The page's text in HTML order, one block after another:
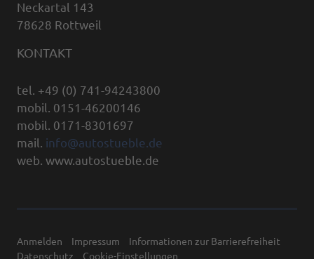
Neckartal 143
78628 Rottweil
KONTAKT
tel. +49 (0) 741-94243800
mobil. 0151-46200146
mobil. 0171-8301697
mail. info@autostueble.de
web. www.autostueble.de
Anmelden Impressum
Informationen zur Barrierefreiheit
Datenschutz
Cookie-Einstellungen